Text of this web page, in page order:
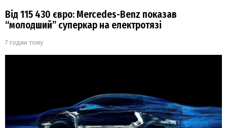
Від 115 430 євро: Mercedes-Benz показав
“молодший” суперкар на електротязі
7 годин тому